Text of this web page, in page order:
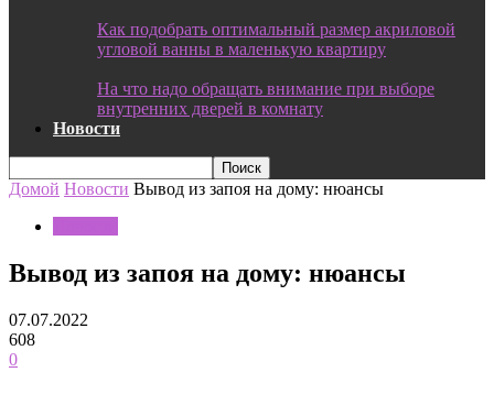
Как подобрать оптимальный размер акриловой
угловой ванны в маленькую квартиру
На что надо обращать внимание при выборе
внутренних дверей в комнату
Новости
Домой Новости Вывод из запоя на дому: нюансы
Вывод из запоя на дому: нюансы
07.07.2022
608
0